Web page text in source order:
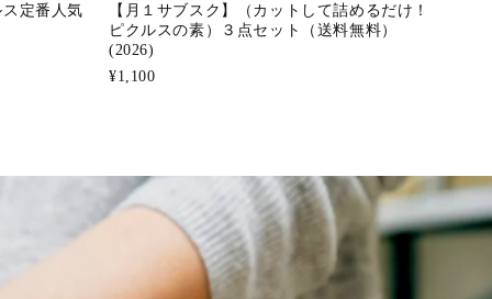
定番人気
【月１サブスク】（カットして詰めるだけ！
ピクルスの素）３点セット（送料無料）
(2026)
¥1,100